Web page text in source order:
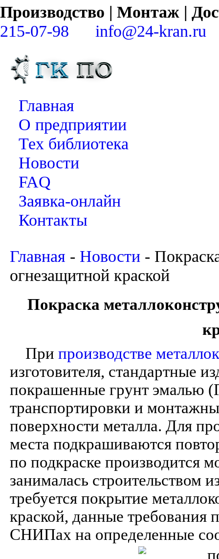
Производство | Монтаж |
215-07-98
info@24-kran.ru
Главная
О предприятии
Тех библиотека
Новости
FAQ
Заявка-онлайн
Контакты
Главная - Новости -
огнезащитной краской
Покраска
При производстве
изготовителя, стандартные
покрашенные грунт эмалью
транспортировки и
поверхности металла. Для
места подкрашиваются
по подкраске производится
занималась строительством
требуется покрытие
краской, данные требования
СНИПах на определенные